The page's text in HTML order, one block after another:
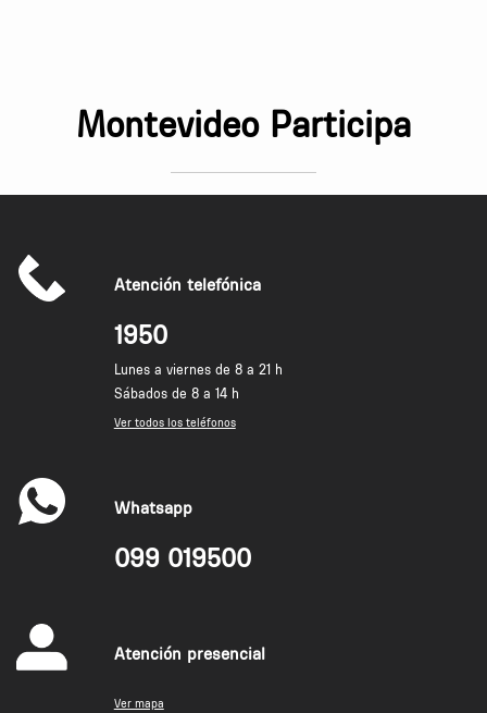
Montevideo Participa
Atención telefónica
1950
Lunes a viernes de 8 a 21 h
Sábados de 8 a 14 h
Ver todos los teléfonos
Whatsapp
099 019500
Atención presencial
Ver mapa